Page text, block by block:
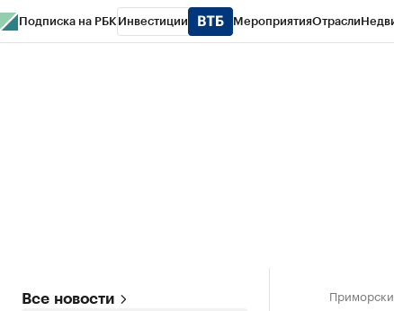
Подписка на РБК Инвестиции МероприятияОтрасли
Все новости